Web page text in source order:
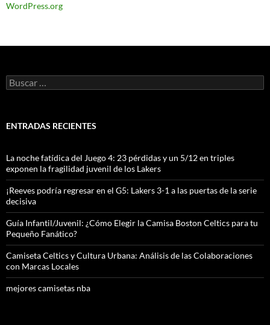
WordPress.org
Buscar:
ENTRADAS RECIENTES
La noche fatídica del Juego 4: 23 pérdidas y un 5/12 en triples
exponen la fragilidad juvenil de los Lakers
¡Reeves podría regresar en el G5: Lakers 3-1 a las puertas de la serie
decisiva
Guía Infantil/Juvenil: ¿Cómo Elegir la Camisa Boston Celtics para tu
Pequeño Fanático?
Camiseta Celtics y Cultura Urbana: Análisis de las Colaboraciones
con Marcas Locales
mejores camisetas nba